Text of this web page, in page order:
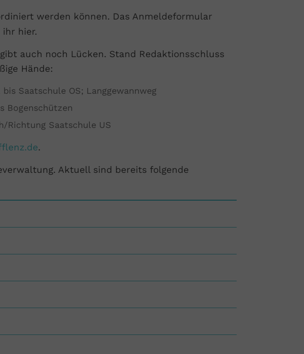
werden können. Das Anmeldeformular
hier.
auch noch Lücken. Stand Redaktionsschluss
Hände:
Saatschule OS; Langgewannweg
Bogenschützen
Richtung Saatschule US
.
Aktuell sind bereits folgende